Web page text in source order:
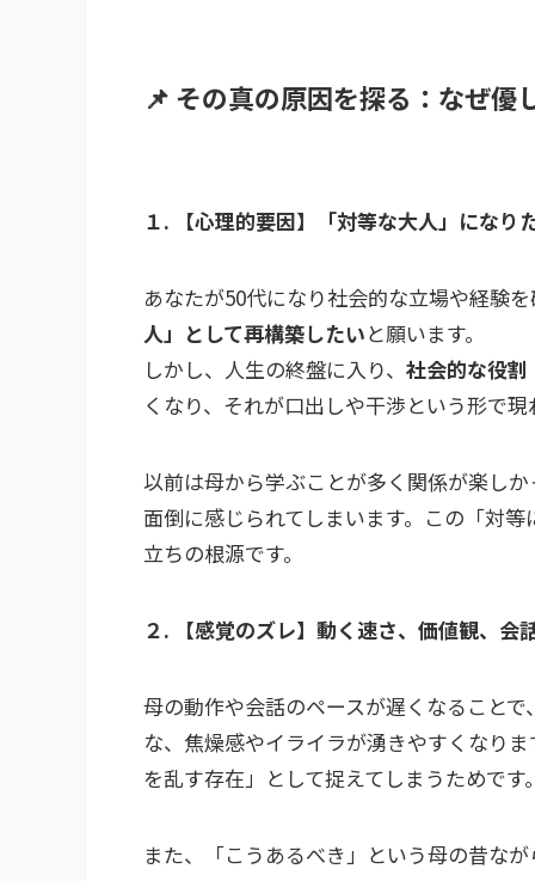
📌 その真の原因を探る：なぜ優
１. 【心理的要因】「対等な大人」になり
あなたが50代になり社会的な立場や経験
人」として再構築したいと願います。
しかし、人生の終盤に入り、 社会的な役
くなり、それが口出しや干渉という形で現
以前は母から学ぶことが多く関係が楽し
面倒に感じられてしまいます。この「対
立ちの根源です。
２. 【感覚のズレ】動く速さ、価値観、会
母の動作や会話のペースが遅くなること
な、焦燥感やイライラが湧きやすくなり
を乱す存在」として捉えてしまうためです
また、「こうあるべき」という母の昔な